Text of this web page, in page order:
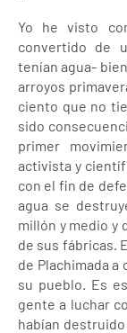
Yo he visto
convertido de
tenían agua-
arroyos
ciento que no
sido
primer
activista y
con el fin de
agua se
millón y medio y
de sus fábricas.
de Plachimada a
su pueblo. Es
gente a luchar
habían